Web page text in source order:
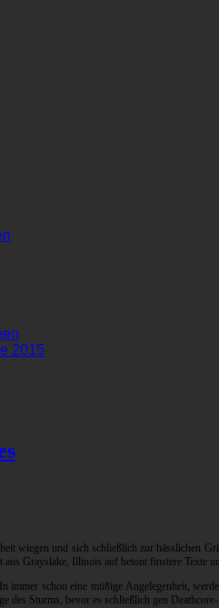
2015
wiegen und sich schließlich zur hässlichen
aus Grayslake, Illinois auf betont finstere Texte
immer schon eine müßige Angelegenheit,
des Sturms, bevor es schließlich gen